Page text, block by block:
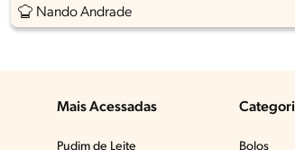
Nando Andrade
Mais Acessadas
Pudim de Leite
Bolos